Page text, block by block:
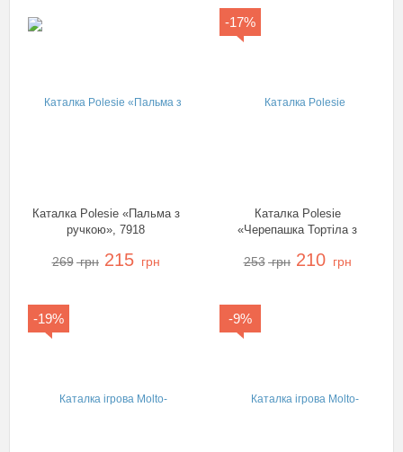
Каталка Polesie «Пальма з
ручкою», 7918
269 грн 215 грн
-17%
Каталка Polesie
«Черепашка Тортіла з
253 грн 210 грн
-19% -9%